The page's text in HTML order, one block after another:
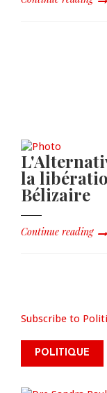
la
Bélizaire
Continue reading
Subscribe to
POLITIQUE
Dre
mettre
» à